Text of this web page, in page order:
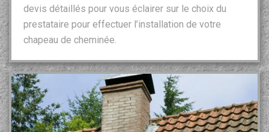
devis détaillés pour vous éclairer sur le choix du
prestataire pour effectuer l’installation de votre
chapeau de cheminée.